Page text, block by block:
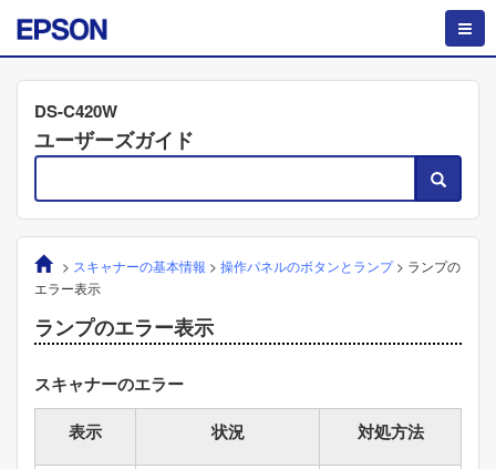
DS-C420W
ユーザーズガイド
> スキャナーの基本情報 > 操作パネルのボタンとランプ> ランプの
エラー表示
ランプのエラー表示
スキャナーのエラー
表示
状況 対処方法